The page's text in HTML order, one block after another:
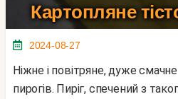
Картопляне
2024-08-27
Ніжне і повітряне, дуже смачне тісто з картоплі для
пирогів. Пиріг, спечений з